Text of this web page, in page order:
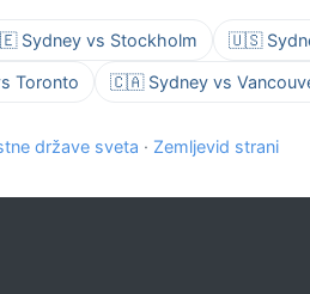
Sydney vs Stockholm 🇺🇸
Toronto 🇨🇦 Sydney vs
države sveta · Zemljevid strani